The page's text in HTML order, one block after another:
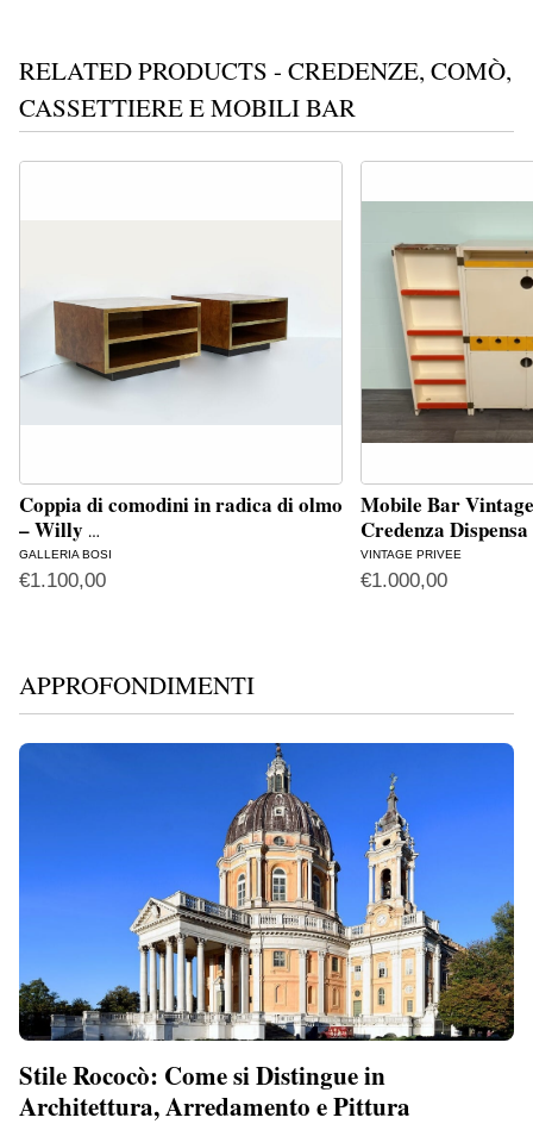
RELATED PRODUCTS - CREDENZE, COMÒ,
CASSETTIERE E MOBILI BAR
Coppia di comodini in radica di olmo
– Willy …
GALLERIA BOSI
€1.100,00
Mobile Bar
Credenza Dispensa
VINTAGE PRIVEE
€1.000,00
APPROFONDIMENTI
Stile Rococò: Come si Distingue in
Architettura, Arredamento e Pittura